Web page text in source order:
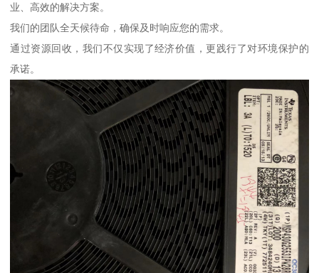
业、高效的解决方案。
我们的团队全天候待命，确保及时响应您的需求。
通过资源回收，我们不仅实现了经济价值，更践行了对环境保护的
承诺。